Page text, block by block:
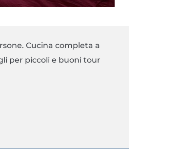
Cucina completa a
per piccoli e buoni tour